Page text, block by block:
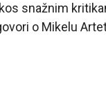
snažnim
o Mikelu